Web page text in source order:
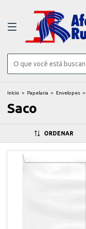
Início > Papelaria > Envelopes >
Saco
ORDENAR